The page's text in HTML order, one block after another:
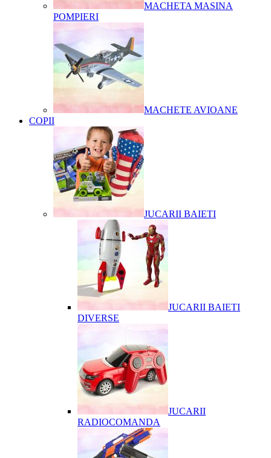
MACHETA MASINA
POMPIERI
MACHETE AVIOANE
COPII
JUCARII BAIETI
JUCARII BAIETI
DIVERSE
JUCARII
RADIOCOMANDA